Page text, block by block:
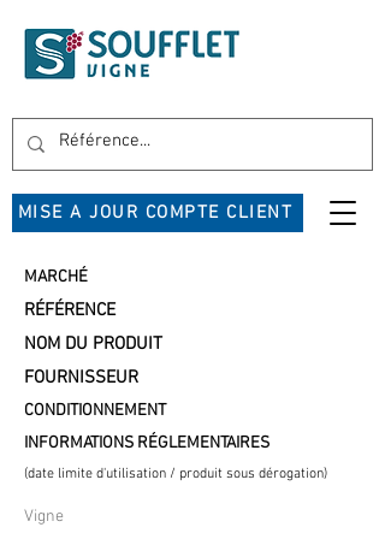
MISE A JOUR COMPTE CLIENT
MARCHÉ
RÉFÉRENCE
NOM DU PRODUIT
FOURNISSEUR
CONDITIONNEMENT
INFORMATIONS RÉGLEMENTAIRES
(date limite d'utilisation / produit sous dérogation)
Vigne